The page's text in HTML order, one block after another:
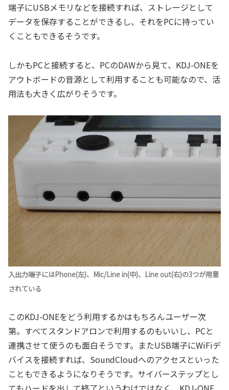
端子にUSBメモリなどを接続すれば、ストレージとして
データを保存することができるし、それをPCに持ってい
くこともできるそうです。
しかもPCと接続すると、PCのDAWから見て、KDJ-ONEを
アウトボードの音源として利用することも可能なので、活
用法も大きく広がりそうです。
入出力端子にはPhone(左)、Mic/Line in(中)、Line out(右)の3つが用意
されている
このKDJ-ONEをどう利用するかはもちろんユーザー次
第。すべてスタンドアロンで利用するのもいいし、PCと
連携させて使うのも面白そうです。またUSB端子にWiFiデ
バイスを接続すれば、SoundCloudへのアクセスといった
こともできるようになりそうです。サイバーステップとし